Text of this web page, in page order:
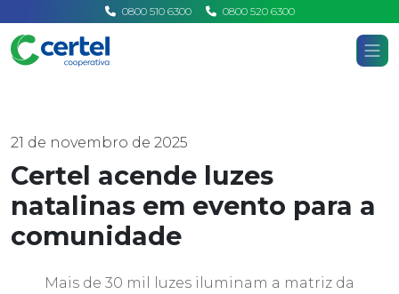
0800 510 6300 0800 520 6300
Certel
21 de novembro de 2025
Certel acende luzes
natalinas em evento para a
comunidade
Mais de 30 mil luzes iluminam a matriz da